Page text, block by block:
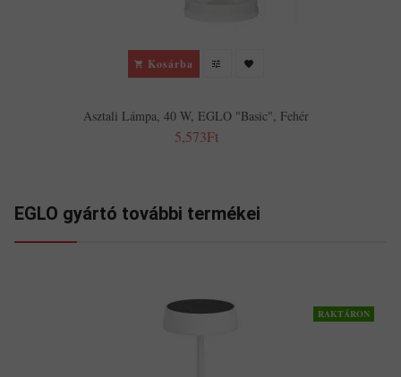
Kosárba
Asztali Lámpa, 40 W, EGLO "Basic", Fehér
5,573Ft
EGLO gyártó további termékei
RAKTÁRON